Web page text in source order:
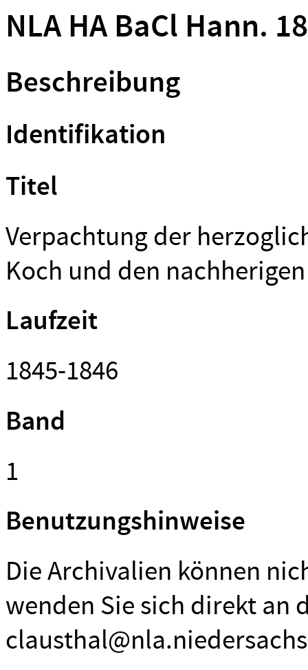
NLA HA BaCl Hann.
Beschreibung
Identifikation
Titel
Verpachtung der
Koch und den
Laufzeit
1845-1846
Band
1
Benutzungshinweise
Die Archivalien können
wenden Sie sich direkt an